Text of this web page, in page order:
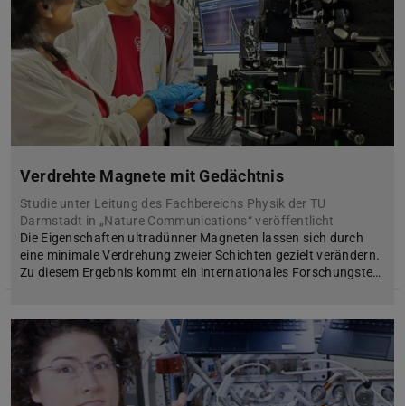
Verdrehte Magnete mit Gedächtnis
Studie unter Leitung des Fachbereichs Physik der TU
Darmstadt in „Nature Communications“ veröffentlicht
Die Eigenschaften ultradünner Magneten lassen sich durch
eine minimale Verdrehung zweier Schichten gezielt verändern.
Zu diesem Ergebnis kommt ein internationales Forschungste…